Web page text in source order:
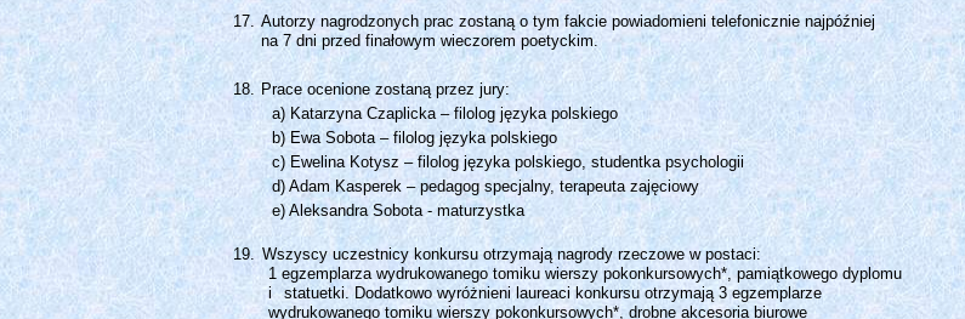
Autorzy nagrodzonych prac zostaną o tym fakcie powiadomieni telefonicznie najpóźniej
na 7 dni przed finałowym wieczorem poetyckim.
Prace ocenione zostaną przez jury:
a) Katarzyna Czaplicka – filolog języka polskiego
b) Ewa Sobota – filolog języka polskiego
c) Ewelina Kotysz – filolog języka polskiego, studentka psychologii
d) Adam Kasperek – pedagog specjalny, terapeuta zajęciowy
e) Aleksandra Sobota - maturzystka
Wszyscy uczestnicy konkursu otrzymają nagrody rzeczowe w postaci:
1 egzemplarza wydrukowanego tomiku wierszy pokonkursowych*, pamiątkowego dyplomu
i
statuetki. Dodatkowo wyróżnieni laureaci konkursu otrzymają 3 egzemplarze
wydrukowanego tomiku wierszy pokonkursowych*, drobne akcesoria biurowe